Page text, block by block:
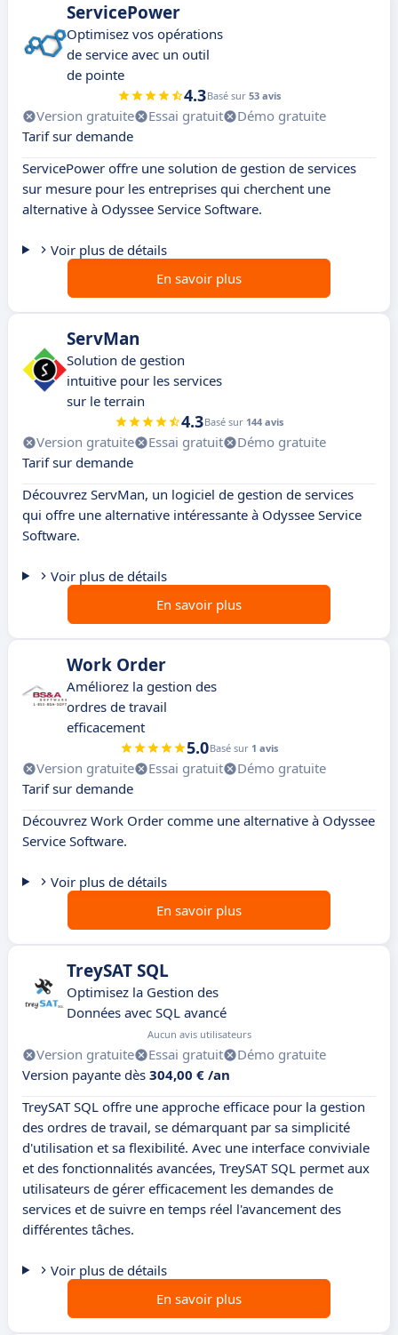
ServicePower
Optimisez vos opérations
de service avec un outil
de pointe
4.3Basé sur 53 avis
Version gratuite Essai gratuit
Démo gratuite
Tarif sur demande
ServicePower offre une solution de gestion de services
sur mesure pour les entreprises qui cherchent une
alternative à Odyssee Service Software.
Voir plus de détails
En savoir plus
ServMan
Solution de gestion
intuitive pour les services
sur le terrain
4.3Basé sur 144 avis
Version gratuite Essai gratuit
Démo gratuite
Tarif sur demande
Découvrez ServMan, un logiciel de gestion de services
qui offre une alternative intéressante à Odyssee Service
Software.
Voir plus de détails
En savoir plus
Work Order
Améliorez la gestion des
ordres de travail
efficacement
5.0Basé sur 1 avis
Version gratuite Essai gratuit
Démo gratuite
Tarif sur demande
Découvrez Work Order comme une alternative à Odyssee
Service Software.
Voir plus de détails
En savoir plus
TreySAT SQL
Optimisez la Gestion des
Données avec SQL avancé
Aucun avis utilisateurs
Version gratuite Essai gratuit
Démo gratuite
Version payante dès 304,00 € /an
TreySAT SQL offre une approche efficace pour la gestion
des ordres de travail, se démarquant par sa simplicité
d'utilisation et sa flexibilité. Avec une interface conviviale
et des fonctionnalités avancées, TreySAT SQL permet aux
utilisateurs de gérer efficacement les demandes de
services et de suivre en temps réel l'avancement des
différentes tâches.
Voir plus de détails
En savoir plus